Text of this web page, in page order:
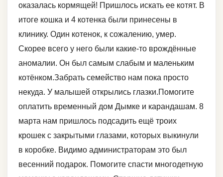
оказалась кормящей! Пришлось искать ее котят. В
итоге кошка и 4 котенка были принесены в
клинику. Один котенок, к сожалению, умер.
Скорее всего у него были какие-то врождённые
аномалии. Он был самым слабым и маленьким
котёнком.Забрать семейство нам пока просто
некуда. У малышей открылись глазки.Помогите
оплатить временный дом Дымке и карандашам. 8
марта нам пришлось подсадить ещё троих
крошек с закрытыми глазами, которых выкинули
в коробке. Видимо администраторам это был
весенний подарок. Помогите спасти многодетную